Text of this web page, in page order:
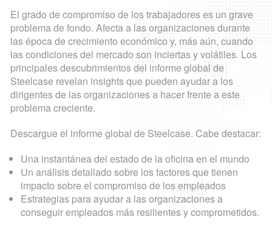
El grado de compromiso de los trabajadores es un grave
problema de fondo. Afecta a las organizaciones durante
las época de crecimiento económico y, más aún, cuando
las condiciones del mercado son inciertas y volátiles. Los
principales descubrimientos del informe global de
Steelcase revelan insights que pueden ayudar a los
dirigentes de las organizaciones a hacer frente a este
problema creciente.
Descargue el informe global de Steelcase. Cabe destacar:
Una instantánea del estado de la oficina en el mundo
Un análisis detallado sobre los factores que tienen
impacto sobre el compromiso de los empleados
Estrategias para ayudar a las organizaciones a
conseguir empleados más resilientes y comprometidos.